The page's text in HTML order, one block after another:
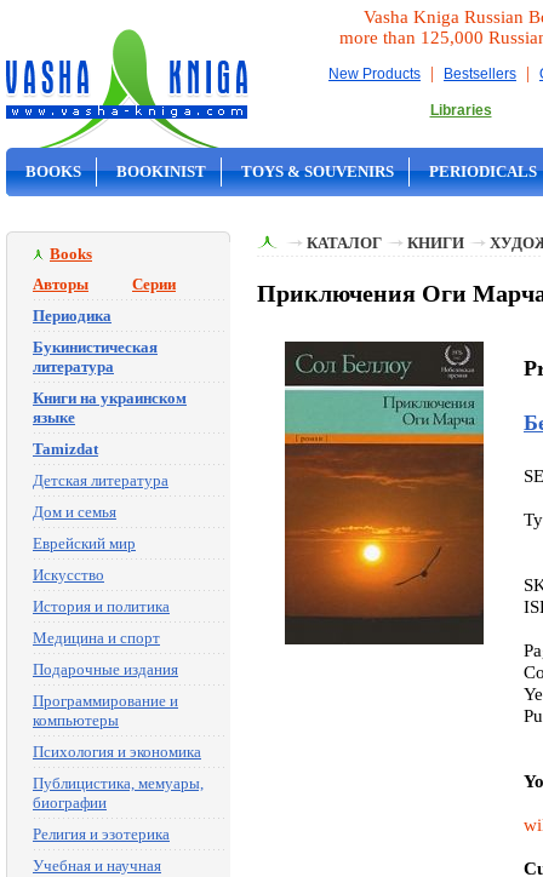
Vasha Kniga Russian
more than 125,000
New Products | Bestsellers |
Libraries
BOOKS BOOKINIST TOYS & SOUVENIRS PERIODICALS
Books
Авторы
Серии
Периодика
Букинистическая
литература
Книги на украинском
языке
Tamizdat
Детская литература
Дом и семья
Еврейский мир
Искусство
История и политика
Медицина и спорт
Подарочные издания
Программирование и
компьютеры
Психология и экономика
Публицистика, мемуары,
биографии
Религия и эзотерика
Учебная и научная
КАТАЛОГ КНИГИ
Приключения Оги